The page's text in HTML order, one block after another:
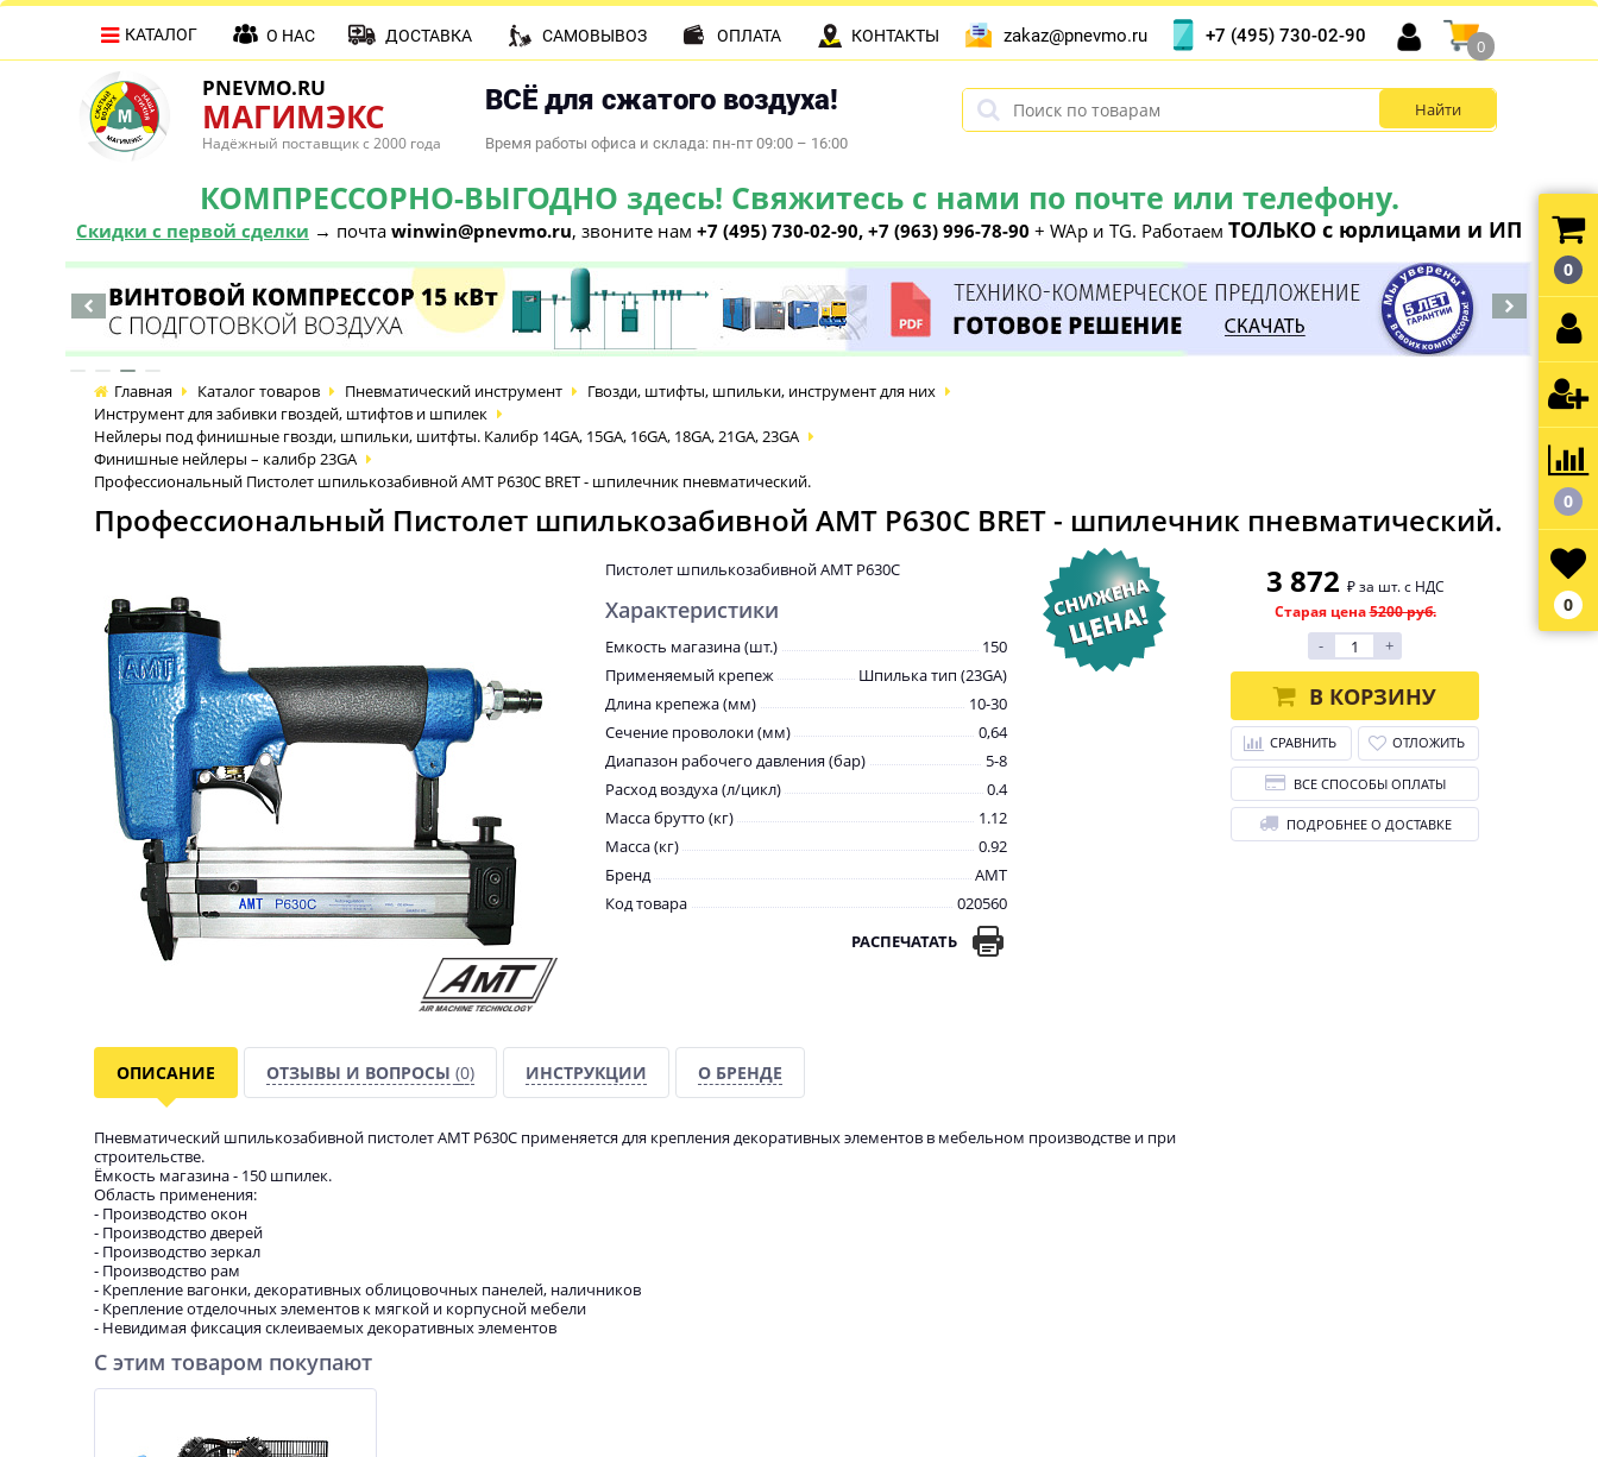
PNEVMO.RU
МАГИМЭКС
Надёжный поставщик с 2000 года
ВСЁ для сжатого воздуха!
Время работы офиса и склада: пн-пт 09:00 – 16:00
КОМПРЕССОРНО-ВЫГОДНО здесь! Свяжитесь с нами по почте или телефону.
Скидки с первой сделки → почта winwin@pnevmo.ru, звоните нам +7 (495) 730-02-90, +7 (963) 996-78-90 + WAp и TG. Работаем ТОЛЬКО с юрлицами и ИП
КАТАЛОГ О НАС ДОСТАВКА САМОВЫВОЗ ОПЛАТА КОНТАКТЫ zakaz@pnevmo.ru +7 (495) 730-02-90
0
Главная Каталог товаров Пневматический инструмент
Гвозди, штифты, шпильки, инструмент для них
Инструмент для забивки гвоздей, штифтов и шпилек
Нейлеры под финишные гвозди, шпильки, шитфты. Калибр 14GA, 15GA, 16GA, 18GA, 21GA, 23GA
Финишные нейлеры – калибр 23GA
Профессиональный Пистолет шпилькозабивной AMT P630C BRET - шпилечник пневматический.
Профессиональный Пистолет шпилькозабивной AMT P630C BRET - шпилечник пневматический.
Пистолет шпилькозабивной AMT P630C
Характеристики
Емкость магазина (шт.)
150
Применяемый крепеж
Шпилька тип (23GA)
Длина крепежа (мм)
10-30
Сечение проволоки (мм)
0,64
Диапазон рабочего давления (бар)
5-8
Расход воздуха (л/цикл)
0.4
Масса брутто (кг)
1.12
Масса (кг)
0.92
Бренд
AMT
Код товара
020560
РАСПЕЧАТАТЬ
3 872 ₽ за шт. с НДС
Старая цена5200 руб.
- +
В КОРЗИНУ
СРАВНИТЬ ОТЛОЖИТЬ
ВСЕ СПОСОБЫ ОПЛАТЫ
ПОДРОБНЕЕ О ДОСТАВКЕ
ОПИСАНИЕ ОТЗЫВЫ И ВОПРОСЫ (0) ИНСТРУКЦИИ О БРЕНДЕ
Пневматический шпилькозабивной пистолет AMT P630C применяется для крепления декоративных элементов в мебельном производстве и при
строительстве.
Ёмкость магазина - 150 шпилек.
Область применения:
- Производство окон
- Производство дверей
- Производство зеркал
- Производство рам
- Крепление вагонки, декоративных облицовочных панелей, наличников
- Крепление отделочных элементов к мягкой и корпусной мебели
- Невидимая фиксация склеиваемых декоративных элементов
С этим товаром покупают
0
0
0